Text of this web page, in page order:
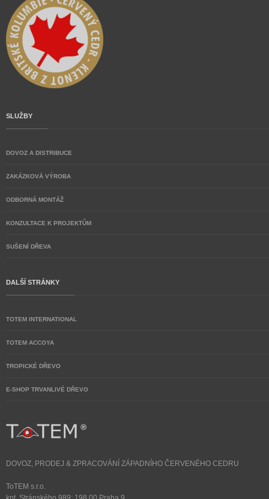
SLUŽBY
DOVOZ A DISTRIBUCE
ZAKÁZKOVÁ VÝROBA
ODBORNÁ MONTÁŽ
KONZULTACE K PROJEKTŮM
SUŠENÍ DŘEVA
DALŠÍ STRÁNKY
TOTEM INTERNATIONAL
TOTEM ACCOYA
TROPICKÉ DŘEVO
E-SHOP TRVANLIVÉ DŘEVO
DOVOZ, PRODEJ & ZPRACOVÁNÍ ZÁPADNÍHO ČERVENÉHO CEDRU
ToTEM s.r.o.